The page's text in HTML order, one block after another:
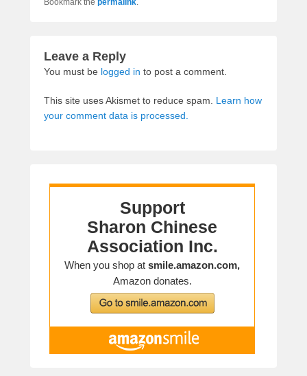
Bookmark the permalink.
Leave a Reply
You must be logged in to post a comment.
This site uses Akismet to reduce spam. Learn how
your comment data is processed.